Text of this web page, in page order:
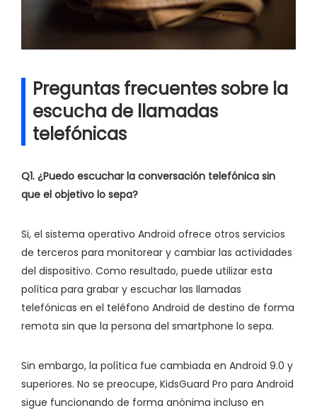
Preguntas frecuentes sobre la
escucha de llamadas
telefónicas
Q1. ¿Puedo escuchar la conversación telefónica sin
que el objetivo lo sepa?
Si, el sistema operativo Android ofrece otros servicios
de terceros para monitorear y cambiar las actividades
del dispositivo. Como resultado, puede utilizar esta
política para grabar y escuchar las llamadas
telefónicas en el teléfono Android de destino de forma
remota sin que la persona del smartphone lo sepa.
Sin embargo, la política fue cambiada en Android 9.0 y
superiores. No se preocupe, KidsGuard Pro para Android
sigue funcionando de forma anónima incluso en